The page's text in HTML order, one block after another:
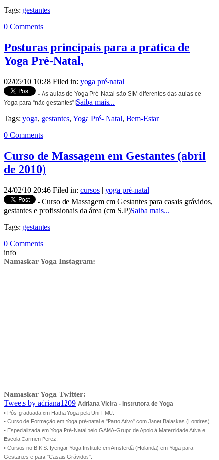
Tags: gestantes
0 Comments
Posturas principais para a prática de
Yoga Pré-Natal,
02/05/10 10:28 Filed in: yoga pré-natal
- As aulas de Yoga Pré-Natal são SIM diferentes das aulas de
Yoga para “não gestantes”!Saiba mais...
Tags: yoga, gestantes, Yoga Pré- Natal, Bem-Estar
0 Comments
Curso de Massagem em Gestantes (abril
de 2010)
24/02/10 20:46 Filed in: cursos | yoga pré-natal
- Curso de Massagem em Gestantes para casais grávidos,
gestantes e profissionais da área (em S.P)Saiba mais...
Tags: gestantes
0 Comments
info
Namaskar Yoga Instagram:
Namaskar Yoga Twitter:
Tweets by adriana1209 Adriana Vieira - Instrutora de Yoga
• Pós-graduada em Hatha Yoga pela Uni-FMU.
• Curso de Formação em Yoga pré-natal e "Parto Ativo" com Janet Balaskas (Londres).
• Especializada em Yoga Pré-Natal pelo GAMA-Grupo de Apoio à Maternidade Ativa e
Escola Carmen Perez.
• Cursos no B.K.S. Iyengar Yoga Institute em Amsterdã (Holanda) em Yoga para
Gestantes e para "Casais Grávidos".